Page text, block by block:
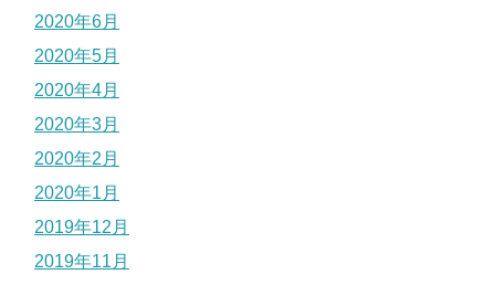
2020年6月
2020年5月
2020年4月
2020年3月
2020年2月
2020年1月
2019年12月
2019年11月